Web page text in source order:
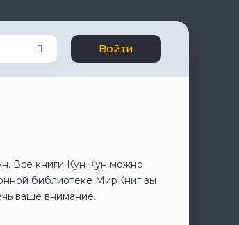
Войти
Все книги Кун Кун можно
библиотеке МирКниг вы
ваше внимание.